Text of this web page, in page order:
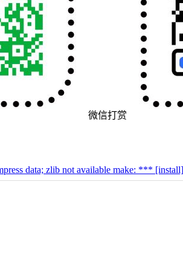
微信打赏
data; zlib not available make: ***